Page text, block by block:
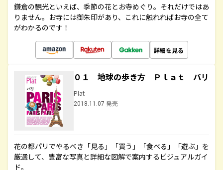
鎌倉の観光といえば、季節の花とお寺めぐり。それだけではあ
りません。お寺には御朱印があり、これに触れればお寺の全て
がわかるのです！
詳細を見る
０１ 地球の歩き方 Ｐｌａｔ パリ
Plat
2018.11.07 発売
花の都パリでやるべき「見る」「買う」「食べる」「遊ぶ」を
厳選して、豊富な写真と詳細な図解で案内するビジュアルガイ
ド。